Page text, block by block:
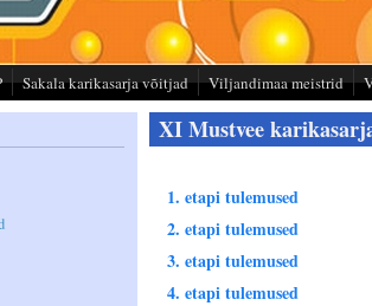
Sakala karikasarja võitjad Viljandimaa meistrid
XI Mustvee
1. etapi tulemused
2. etapi tulemused
3. etapi tulemused
4. etapi tulemused